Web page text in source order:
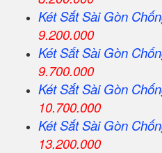
Két SắtSài Gòn
9.200.000
Két SắtSài Gòn
9.700.000
Két SắtSài Gòn
10.700.000
Két SắtSài Gòn
13.200.000